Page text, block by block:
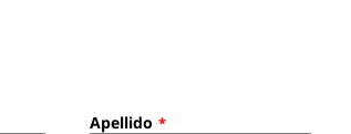
Apellido *